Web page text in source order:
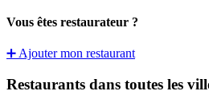
Vous êtes restaurateur ?
➕ Ajouter mon restaurant
Restaurants dans toutes les